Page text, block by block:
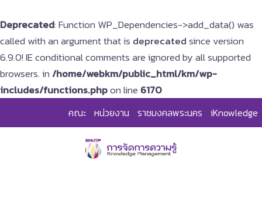
Deprecated: Function WP_Dependencies->add_data() was
called with an argument that is deprecatedsince version
6.9.0! IE conditional comments are ignored by all supported
browsers. in/home/webkm/public_html/km/wp-
includes/functions.phpon line 6170
คณะ หน่วยงาน ราชมงคลพระนคร iKnowledge